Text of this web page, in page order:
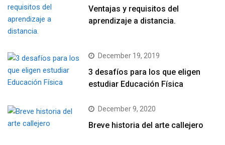
Ventajas y requisitos del
aprendizaje a distancia.
December 19, 2019
3 desafíos para los que eligen
estudiar Educación Física
December 9, 2020
Breve historia del arte callejero